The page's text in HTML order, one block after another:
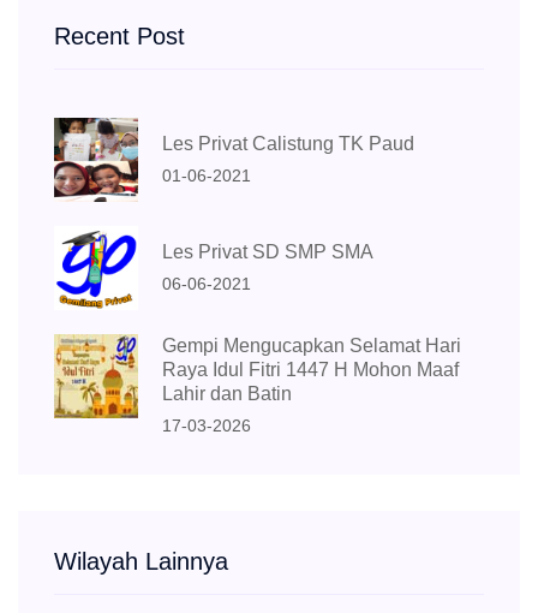
Recent Post
Les Privat Calistung TK Paud
01-06-2021
Les Privat SD SMP SMA
06-06-2021
Gempi Mengucapkan Selamat Hari
Raya Idul Fitri 1447 H Mohon Maaf
Lahir dan Batin
17-03-2026
Wilayah Lainnya